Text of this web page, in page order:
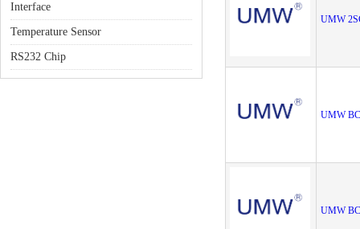
Interface
Temperature Sensor
RS232 Chip
UMW
UMW
UMW